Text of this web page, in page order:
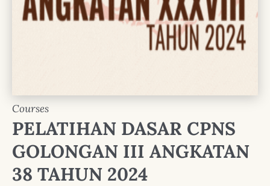
Courses
PELATIHAN DASAR CPNS
GOLONGAN III ANGKATAN
38 TAHUN 2024